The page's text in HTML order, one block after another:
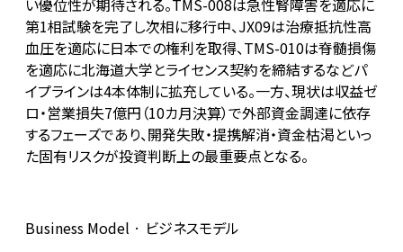
い優位性が期待される。TMS-008は急性腎障害を適応に
第1相試験を完了し次相に移行中、JX09は治療抵抗性高
血圧を適応に日本での権利を取得、TMS-010は脊髄損傷
を適応に北海道大学とライセンス契約を締結するなどパ
イプラインは4本体制に拡充している。一方、現状は収益ゼ
ロ・営業損失7億円（10カ月決算）で外部資金調達に依存
するフェーズであり、開発失敗・提携解消・資金枯渇といっ
た固有リスクが投資判断上の最重要点となる。
Business Model · ビジネスモデル